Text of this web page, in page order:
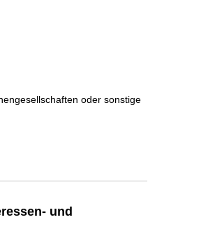
oder sonstige
und